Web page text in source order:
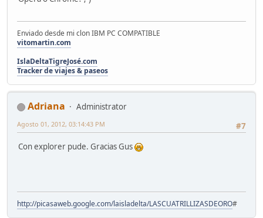
Enviado desde mi clon IBM PC COMPATIBLE
vitomartin.com
IslaDeltaTigreJosé.com
Tracker de viajes & paseos
Adriana
Administrator
#7
Agosto 01, 2012, 03:14:43 PM
Con explorer pude. Gracias Gus
http://picasaweb.google.com/laisladelta/LASCUATRILLIZASDEORO#